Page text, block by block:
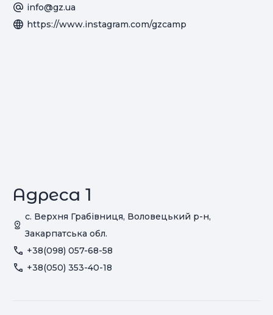
info@gz.ua
https://www.instagram.com/gzcamp
Адреса 1
с. Верхня Грабівниця, Воловецький р-н,
Закарпатська обл.
+38(098) 057-68-58
+38(050) 353-40-18